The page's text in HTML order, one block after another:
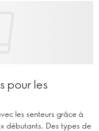
pour les
les senteurs grâce à
débutants. Des types de